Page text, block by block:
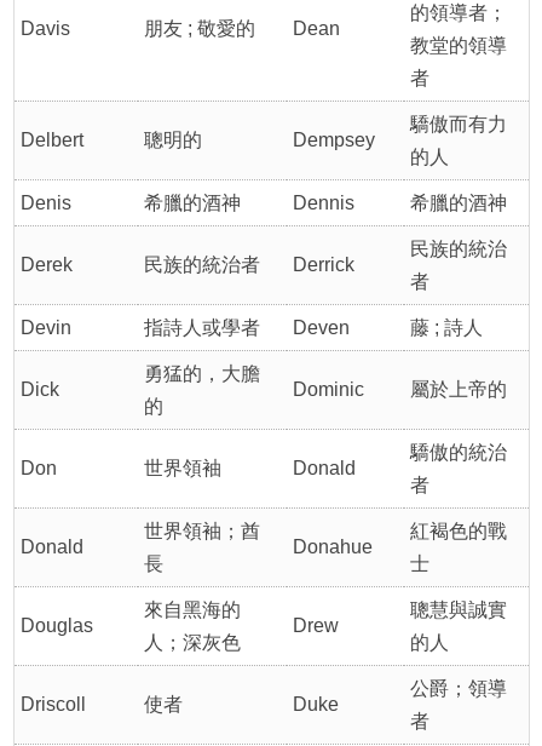
Davis 朋友 ; 敬愛的 Dean
的領導者；
教堂的領導
者
Delbert 聰明的 Dempsey
驕傲而有力
的人
Denis 希臘的酒神 Dennis 希臘的酒神
Derek 民族的統治者 Derrick
民族的統治
者
Devin 指詩人或學者 Deven 藤 ; 詩人
Dick
勇猛的，大膽
的
Dominic 屬於上帝的
Don 世界領袖 Donald
驕傲的統治
者
Donald
世界領袖；酋
長
Donahue
紅褐色的戰
士
Douglas
來自黑海的
人；深灰色
Drew
聰慧與誠實
的人
Driscoll 使者 Duke
公爵；領導
者